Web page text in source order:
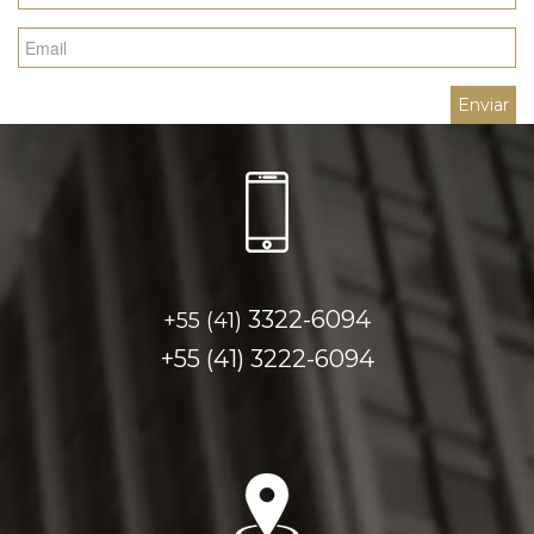
+55 (41) 3322-6094
+55 (41) 3222-6094